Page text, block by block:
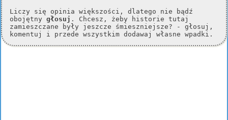
Liczy się opinia większości, dlatego nie bądź
obojętny głosuj . Chcesz, żeby historie tutaj
zamieszczane były jeszcze śmieszniejsze? - głosuj,
komentuj i przede wszystkim dodawaj własne wpadki.